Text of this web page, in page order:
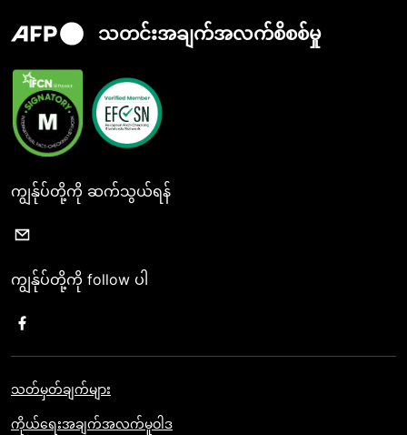
သတင်းအချက်အလက်စိစစ်မှု
ကျွန်ုပ်တို့ကို ဆက်သွယ်ရန်
ကျွန်ုပ်တို့ကို follow ပါ
သတ်မှတ်ချက်များ
ကိုယ်ရေးအချက်အလက်မူဝါဒ